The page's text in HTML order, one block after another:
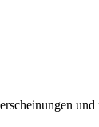
und